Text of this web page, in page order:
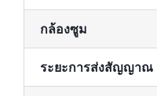
กล้องซูม
ระยะการส่งสัญญาณ